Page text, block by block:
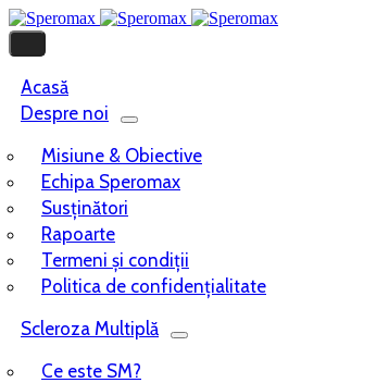
Acasă
Despre noi
Misiune & Obiective
Echipa Speromax
Susținători
Rapoarte
Termeni și condiții
Politica de confidențialitate
Scleroza Multiplă
Ce este SM?